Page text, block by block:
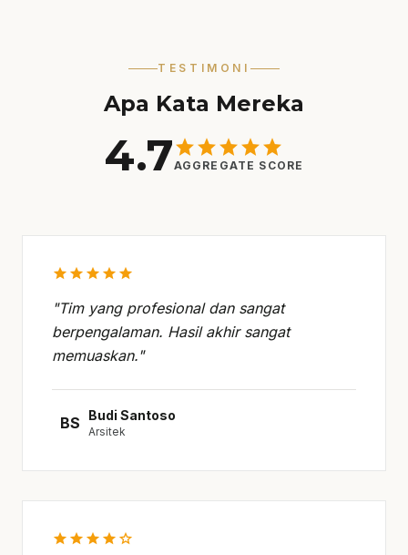
TESTIMONI
Apa Kata Mereka
4.7starstarstarstarstar
AGGREGATE SCORE
starstarstarstarstar
"Tim yang profesional dan sangat
berpengalaman. Hasil akhir sangat
memuaskan."
BS Budi Santoso
Arsitek
starstarstarstarstar